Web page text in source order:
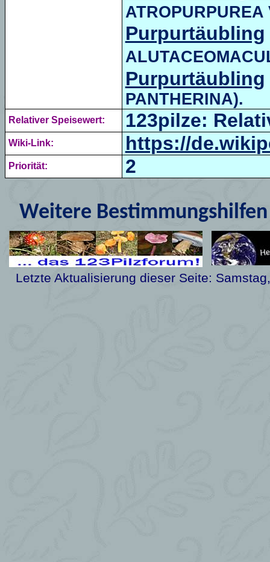
Purpurtäubling
Purpurtäubling
PANTHERINA).
Relativer Speisewert: 123pilze:
Wiki-Link: https://
Priorität: 2
Weitere
Letzte Aktualisierung dieser Seite: